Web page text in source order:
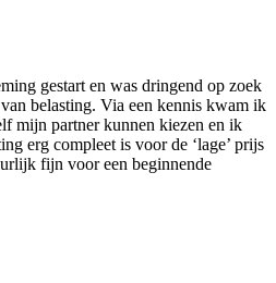
gestart en was dringend op zoek
belasting. Via een kennis kwam ik
mijn partner kunnen kiezen en ik
erg compleet is voor de ‘lage’ prijs
fijn voor een beginnende